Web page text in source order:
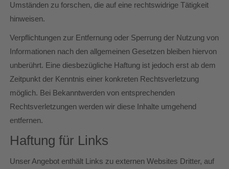
Umständen zu forschen, die auf eine rechtswidrige Tätigkeit
hinweisen.
Verpflichtungen zur Entfernung oder Sperrung der Nutzung von
Informationen nach den allgemeinen Gesetzen bleiben hiervon
unberührt. Eine diesbezügliche Haftung ist jedoch erst ab dem
Zeitpunkt der Kenntnis einer konkreten Rechtsverletzung
möglich. Bei Bekanntwerden von entsprechenden
Rechtsverletzungen werden wir diese Inhalte umgehend
entfernen.
Haftung für Links
Unser Angebot enthält Links zu externen Websites Dritter, auf